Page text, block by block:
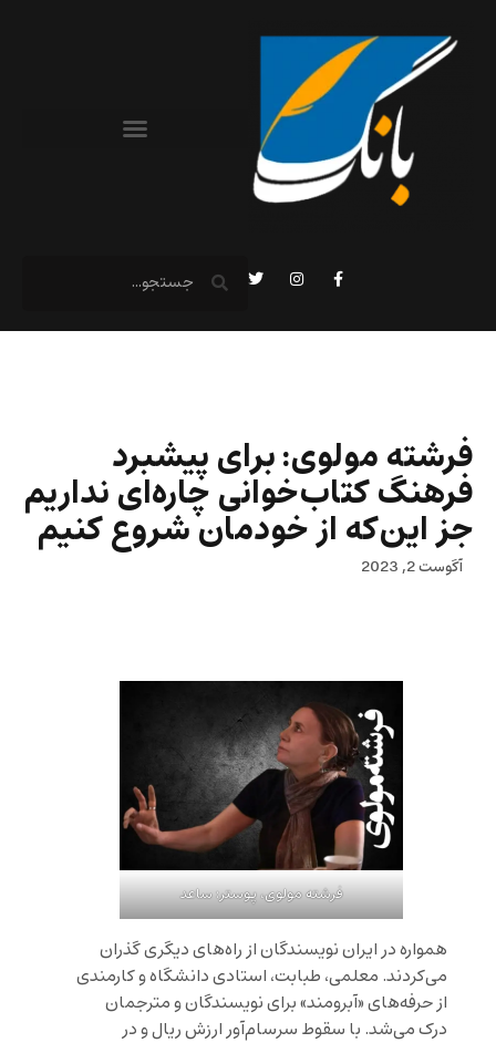
فرشته مولوی: برای پیشبرد
فرهنگ کتاب‌خوانی چاره‌ای نداریم
جز این‌که از خودمان شروع کنیم
آگوست 2, 2023
فرشته مولوی، پوستر: ساعد
همواره در ایران نویسندگان از راه‌های دیگری گذران
می‌کردند. معلمی، طبابت، استادی دانشگاه و کارمندی
از حرفه‌های «آبرومند» برای نویسندگان و مترجمان
درک می‌شد. با سقوط سرسام‌آور ارزش ریال و در